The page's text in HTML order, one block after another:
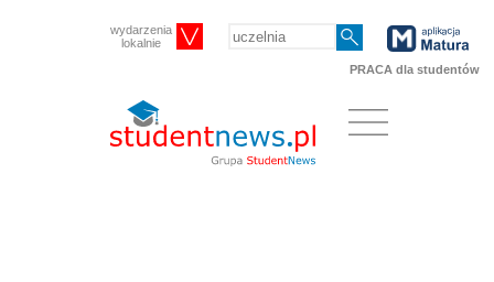
wydarzenia
lokalnie
PRACA dla studentów